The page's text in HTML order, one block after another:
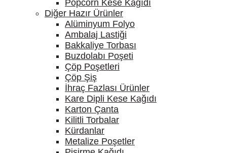
Popcorn Kese Kağıdı
Diğer Hazır Ürünler
Alüminyum Folyo
Ambalaj Lastiği
Bakkaliye Torbası
Buzdolabı Poşeti
Çöp Poşetleri
Çöp Şiş
İhraç Fazlası Ürünler
Kare Dipli Kese Kağıdı
Karton Çanta
Kilitli Torbalar
Kürdanlar
Metalize Poşetler